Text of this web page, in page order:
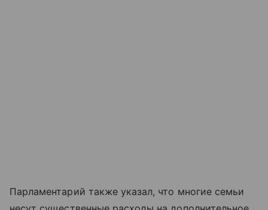
Парламентарий также указал, что многие семьи